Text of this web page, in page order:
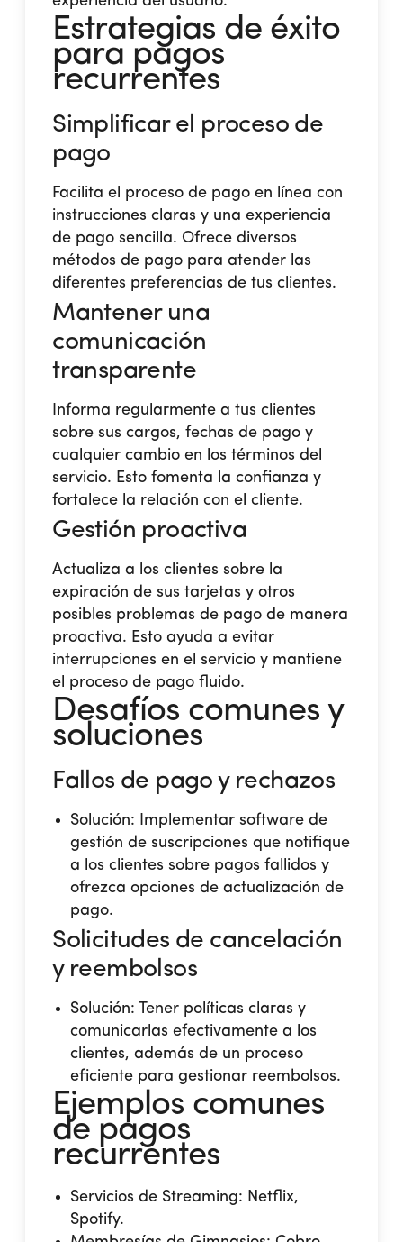
Estrategias de éxito
para pagos
recurrentes
Simplificar el proceso de
pago
Facilita el proceso de pago en línea con
instrucciones claras y una experiencia
de pago sencilla. Ofrece diversos
métodos de pago para atender las
diferentes preferencias de tus clientes​.
Mantener una
comunicación
transparente
Informa regularmente a tus clientes
sobre sus cargos, fechas de pago y
cualquier cambio en los términos del
servicio. Esto fomenta la confianza y
fortalece la relación con el cliente​.
Gestión proactiva
Actualiza a los clientes sobre la
expiración de sus tarjetas y otros
posibles problemas de pago de manera
proactiva. Esto ayuda a evitar
interrupciones en el servicio y mantiene
el proceso de pago fluido.
Desafíos comunes y
soluciones
Fallos de pago y rechazos
Solución: Implementar software de
gestión de suscripciones que notifique
a los clientes sobre pagos fallidos y
ofrezca opciones de actualización de
pago.
Solicitudes de cancelación
y reembolsos
Solución: Tener políticas claras y
comunicarlas efectivamente a los
clientes, además de un proceso
eficiente para gestionar reembolsos.
Ejemplos comunes
de pagos
recurrentes
Servicios de Streaming: Netflix,
Spotify.